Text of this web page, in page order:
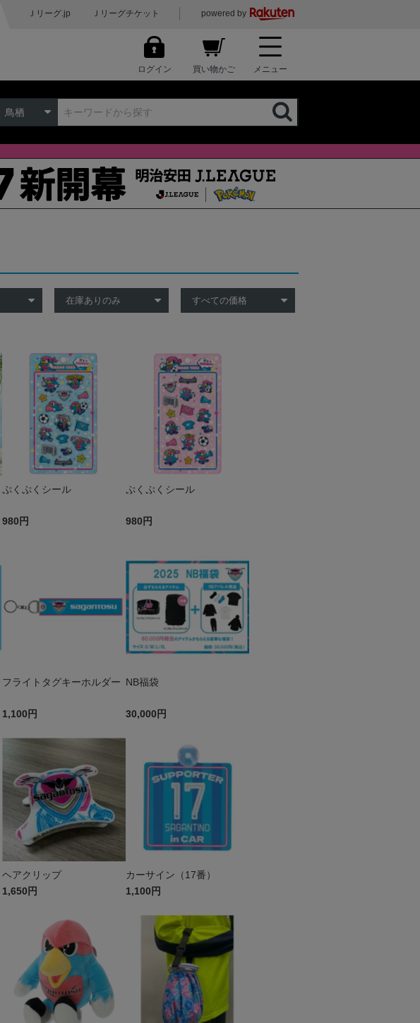
Ｊリーグ.jp Ｊリーグチケット powered by
ログイン 買い物かご メニュー
鳥栖
ぷくぷくシール
980円
ぷくぷくシール
980円
フライトタグキーホルダー
1,100円
NB福袋
30,000円
ヘアクリップ
1,650円
カーサイン（17番）
1,100円